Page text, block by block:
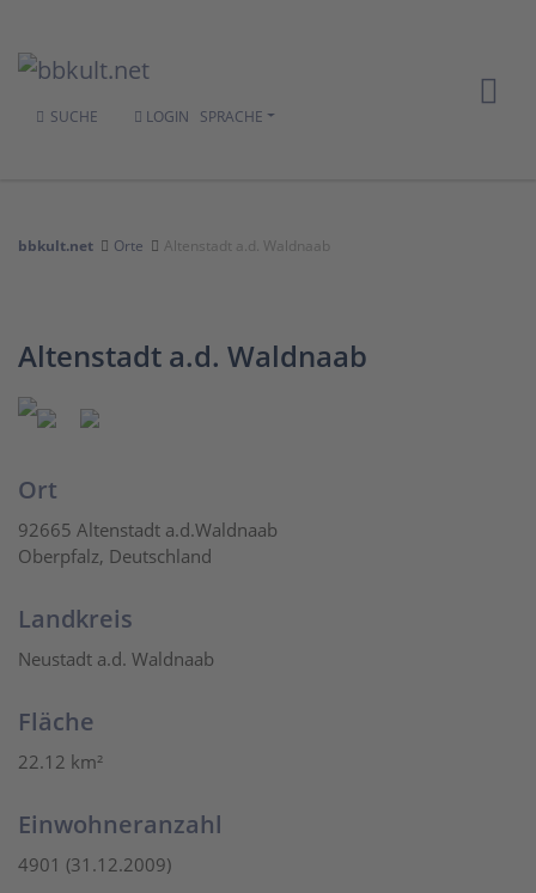
SUCHE LOGIN SPRACHE
bbkult.net Orte Altenstadt a.d. Waldnaab
Altenstadt a.d. Waldnaab
Ort
92665 Altenstadt a.d.Waldnaab
Oberpfalz, Deutschland
Landkreis
Neustadt a.d. Waldnaab
Fläche
22.12 km²
Einwohneranzahl
4901 (31.12.2009)